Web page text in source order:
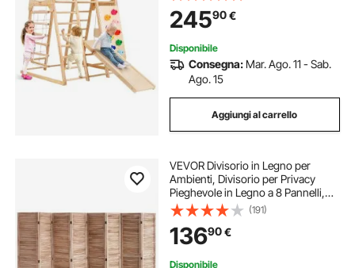
Arrampicata, Giocattoli in Legno
24590€
Disponibile
Consegna: Mar. Ago. 11 - Sab.
Ago. 15
Aggiungi al carrello
VEVOR Divisorio in Legno per
Ambienti, Divisorio per Privacy
Pieghevole in Legno a 8 Pannelli,
Divisorio per Persiane per Interni
Alto 1700 mm, Divisorio Decorativo
Portatile, Colore Legno Originale
(191)
13690€
Disponibile